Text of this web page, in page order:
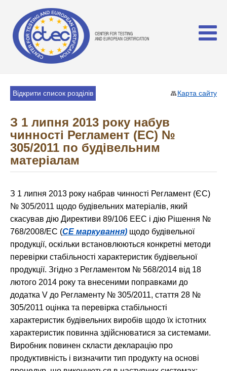
Карта сайту
Відкрити список розділів
З 1 липня 2013 року набув
чинності Регламент (ЕС) №
305/2011 по будівельним
матеріалам
З 1 липня 2013 року набрав чинності Регламент (ЄС)
№ 305/2011 щодо будівельних матеріалів, який
скасував дію Директиви 89/106 EEC і дію Рішення №
768/2008/EC (СЕ маркування) щодо будівельної
продукції, оскільки встановлюються конкретні методи
перевірки стабільності характеристик будівельної
продукції. Згідно з Регламентом № 568/2014 від 18
лютого 2014 року та внесеними поправками до
додатка V до Регламенту № 305/2011, стаття 28 №
305/2011 оцінка та перевірка стабільності
характеристик будівельних виробів щодо їх істотних
характеристик повинна здійснюватися за системами.
Виробник повинен скласти декларацію про
продуктивність і визначити тип продукту на основі